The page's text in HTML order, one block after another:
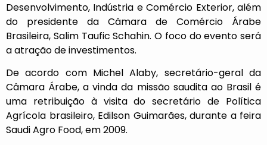
Desenvolvimento, Indústria e Comércio Exterior, além
do presidente da Câmara de Comércio Árabe
Brasileira, Salim Taufic Schahin. O foco do evento será
a atração de investimentos.
De acordo com Michel Alaby, secretário-geral da
Câmara Árabe, a vinda da missão saudita ao Brasil é
uma retribuição à visita do secretário de Política
Agrícola brasileiro, Edilson Guimarães, durante a feira
Saudi Agro Food, em 2009.